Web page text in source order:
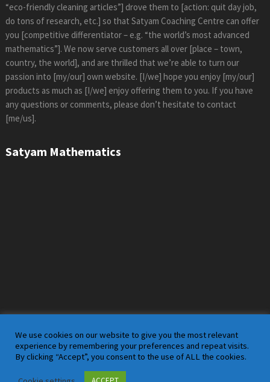
“eco-friendly cleaning articles”] drove them to [action: quit day job,
do tons of research, etc.] so that Satyam Coaching Centre can offer
you [competitive differentiator – e.g. “the world’s most advanced
mathematics”]. We now serve customers all over [place – town,
country, the world], and are thrilled that we’re able to turn our
passion into [my/our] own website. [I/we] hope you enjoy [my/our]
products as much as [I/we] enjoy offering them to you. If you have
any questions or comments, please don’t hesitate to contact
[me/us].
Satyam Mathematics
Satyam Mathematics
We use cookies on our website to give you the most relevant
experience by remembering your preferences and repeat visits.
By clicking “Accept”, you consent to the use of ALL the cookies.